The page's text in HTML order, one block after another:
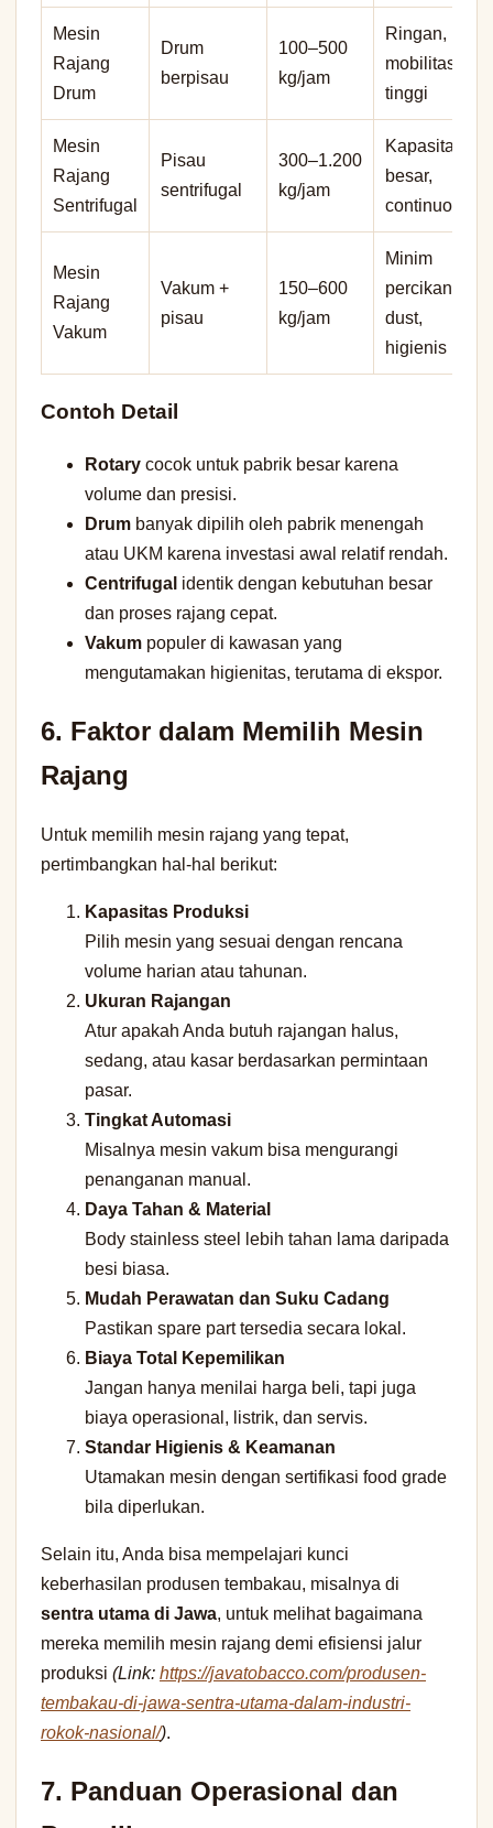
Mesin
Rajang
Drum
Drum
berpisau
100–500
kg/jam
Ringan,
mobilitas
tinggi
Mesin
Rajang
Sentrifugal
Pisau
sentrifugal
300–1.200
kg/jam
Kapasitas
besar,
continuous
Mesin
Rajang
Vakum
Vakum +
pisau
150–600
kg/jam
Minim
percikan
dust,
higienis
Contoh Detail
Rotary cocok untuk pabrik besar karena
volume dan presisi.
Drum banyak dipilih oleh pabrik menengah
atau UKM karena investasi awal relatif rendah.
Centrifugal identik dengan kebutuhan besar
dan proses rajang cepat.
Vakum populer di kawasan yang
mengutamakan higienitas, terutama di ekspor.
6. Faktor dalam Memilih Mesin
Rajang
Untuk memilih mesin rajang yang tepat,
pertimbangkan hal-hal berikut:
Kapasitas Produksi
Pilih mesin yang sesuai dengan rencana
volume harian atau tahunan.
Ukuran Rajangan
Atur apakah Anda butuh rajangan halus,
sedang, atau kasar berdasarkan permintaan
pasar.
Tingkat Automasi
Misalnya mesin vakum bisa mengurangi
penanganan manual.
Daya Tahan & Material
Body stainless steel lebih tahan lama daripada
besi biasa.
Mudah Perawatan dan Suku Cadang
Pastikan spare part tersedia secara lokal.
Biaya Total Kepemilikan
Jangan hanya menilai harga beli, tapi juga
biaya operasional, listrik, dan servis.
Standar Higienis & Keamanan
Utamakan mesin dengan sertifikasi food grade
bila diperlukan.
Selain itu, Anda bisa mempelajari kunci
keberhasilan produsen tembakau, misalnya di
sentra utama di Jawa, untuk melihat bagaimana
mereka memilih mesin rajang demi efisiensi jalur
produksi (Link: https://javatobacco.com/produsen-
tembakau-di-jawa-sentra-utama-dalam-industri-
rokok-nasional/).
7. Panduan Operasional dan